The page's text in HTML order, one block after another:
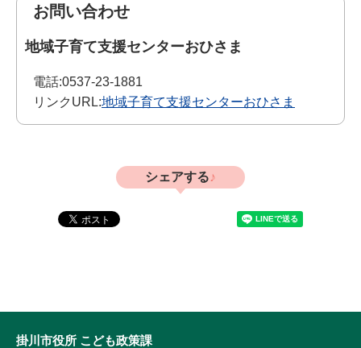
お問い合わせ
地域子育て支援センターおひさま
電話:0537-23-1881
リンクURL:地域子育て支援センターおひさま
シェアする
掛川市役所 こども政策課